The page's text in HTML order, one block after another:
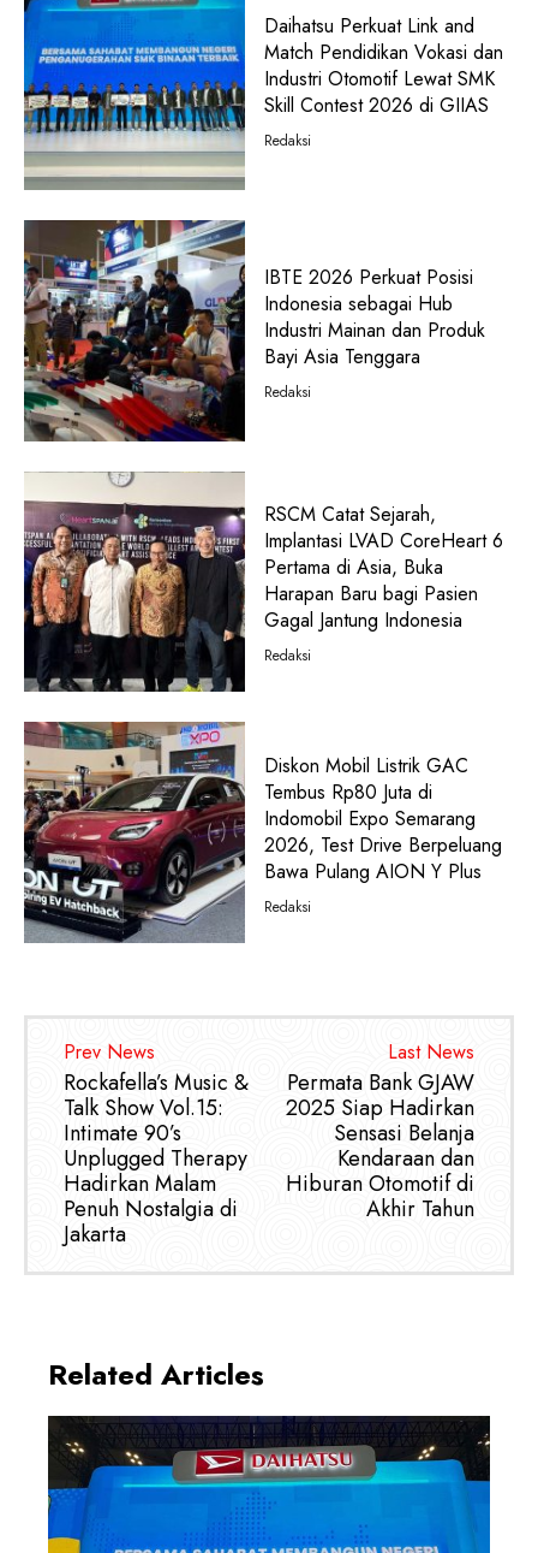
Daihatsu Perkuat Link and
Match Pendidikan Vokasi dan
Industri Otomotif Lewat SMK
Skill Contest 2026 di GIIAS
Redaksi
IBTE 2026 Perkuat Posisi
Indonesia sebagai Hub
Industri Mainan dan Produk
Bayi Asia Tenggara
Redaksi
RSCM Catat Sejarah,
Implantasi LVAD CoreHeart 6
Pertama di Asia, Buka
Harapan Baru bagi Pasien
Gagal Jantung Indonesia
Redaksi
Diskon Mobil Listrik GAC
Tembus Rp80 Juta di
Indomobil Expo Semarang
2026, Test Drive Berpeluang
Bawa Pulang AION Y Plus
Redaksi
Prev News
Rockafella’s Music &
Talk Show Vol.15:
Intimate 90’s
Unplugged Therapy
Hadirkan Malam
Penuh Nostalgia di
Jakarta
Last News
Permata Bank GJAW
2025 Siap Hadirkan
Sensasi Belanja
Kendaraan dan
Hiburan Otomotif di
Akhir Tahun
Related Articles